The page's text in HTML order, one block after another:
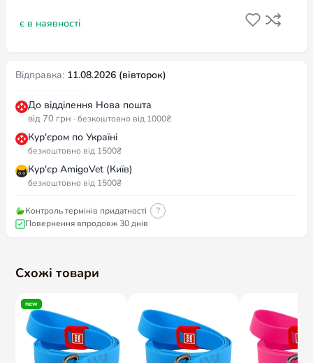
є в наявності
Відправка: 11.08.2026 (вівторок)
До відділення Нова пошта
від 70 грн · безкоштовно від 1000₴
Кур'єром по Україні
безкоштовно від 1500₴
Кур'єр AmigoVet (Київ)
безкоштовно від 1500₴
Контроль термінів придатності ?
Повернення впродовж 30 днів
Схожі товари